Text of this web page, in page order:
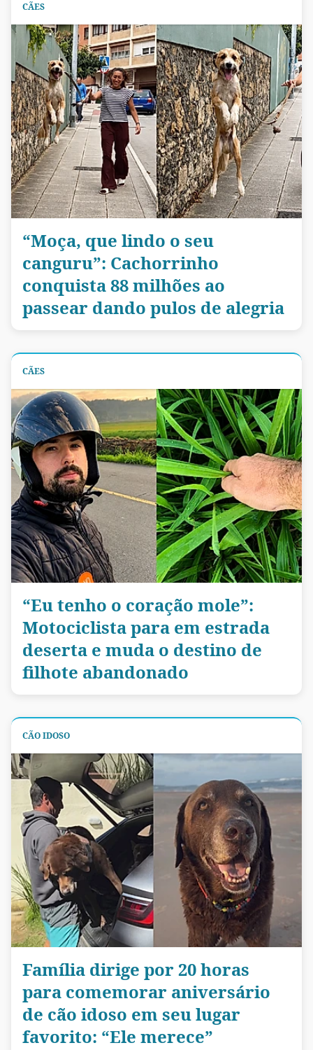
CÃES
“Moça, que lindo o seu
canguru”: Cachorrinho
conquista 88 milhões ao
passear dando pulos de alegria
CÃES
“Eu tenho o coração mole”:
Motociclista para em estrada
deserta e muda o destino de
filhote abandonado
CÃO IDOSO
Família dirige por 20 horas
para comemorar aniversário
de cão idoso em seu lugar
favorito: “Ele merece”